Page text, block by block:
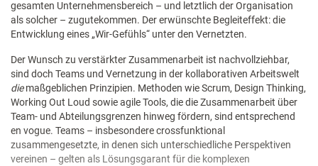
gesamten Unternehmensbereich – und letztlich der Organisation
als solcher – zugutekommen. Der erwünschte Begleiteffekt: die
Entwicklung eines „Wir-Gefühls“ unter den Vernetzten.
Der Wunsch zu verstärkter Zusammenarbeit ist nachvollziehbar,
sind doch Teams und Vernetzung in der kollaborativen Arbeitswelt
diemaßgeblichen Prinzipien. Methoden wie Scrum, Design Thinking,
Working Out Loud sowie agile Tools, die die Zusammenarbeit über
Team- und Abteilungsgrenzen hinweg fördern, sind entsprechend
en vogue. Teams – insbesondere crossfunktional
zusammengesetzte, in denen sich unterschiedliche Perspektiven
vereinen – gelten als Lösungsgarant für die komplexen